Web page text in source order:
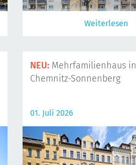
Weiterlesen
NEU: Mehrfamilienhaus in
Chemnitz-Sonnenberg
01. Juli 2026